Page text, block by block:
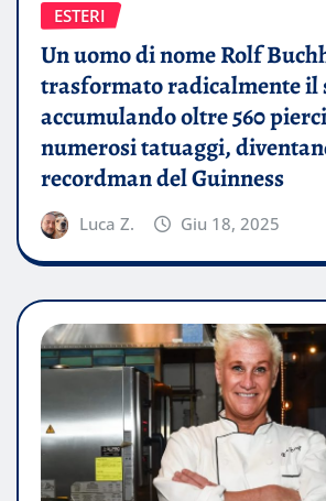
ESTERI
Un uomo di nome Rolf
trasformato radicalmente il
accumulando oltre 560
numerosi tatuaggi,
recordman del Guinness
Luca Z. Giu 18, 2025